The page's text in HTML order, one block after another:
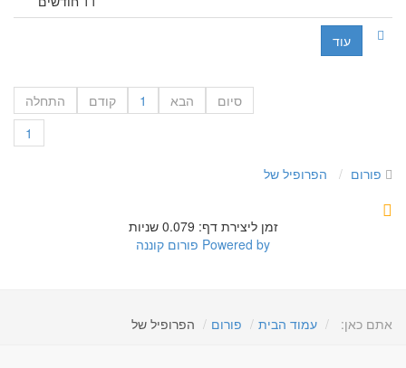
עוד
התחלה קודם 1 הבא
סיום
1
פורום הפרופיל של
זמן ליצירת דף: 0.079 שניות
Powered by פורום קוננה
אתם כאן: עמוד הבית פורום הפרופיל של